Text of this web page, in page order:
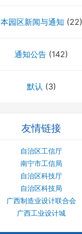
本园区新闻与通知 (22)
通知公告 (142)
默认 (3)
友情链接
自治区工信厅
南宁市工信局
自治区科技厅
自治区科技局
广西制造业设计联合会
广西工业设计城